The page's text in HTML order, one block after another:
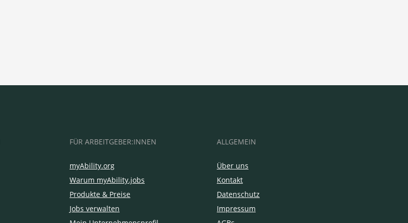
FÜR ARBEITGEBER:INNEN
myAbility.org
Warum myAbility.jobs
Produkte & Preise
Jobs verwalten
ALLGEMEIN
Über uns
Kontakt
Datenschutz
Impressum